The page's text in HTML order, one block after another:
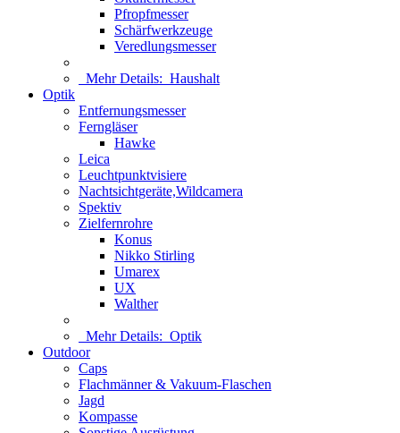
Pfropfmesser
Schärfwerkzeuge
Veredlungsmesser
Mehr Details: Haushalt
Optik
Entfernungsmesser
Ferngläser
Hawke
Leica
Leuchtpunktvisiere
Nachtsichtgeräte,Wildcamera
Spektiv
Zielfernrohre
Konus
Nikko Stirling
Umarex
UX
Walther
Mehr Details: Optik
Outdoor
Caps
Flachmänner & Vakuum-Flaschen
Jagd
Kompasse